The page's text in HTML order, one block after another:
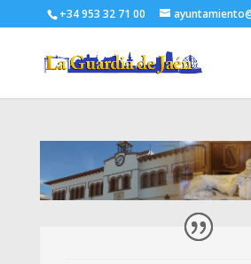
+34 953 32 71 00